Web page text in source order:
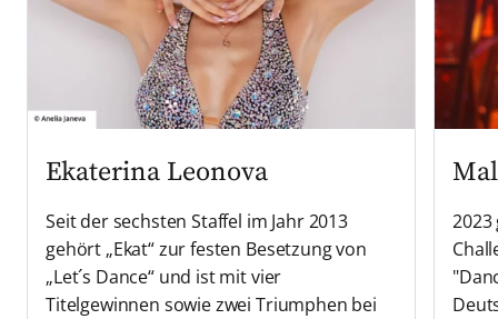
Ekaterina Leonova
Seit der sechsten Staffel im Jahr 2013
gehört „Ekat“ zur festen Besetzung von
„Let´s Dance“ und ist mit vier
Titelgewinnen sowie zwei Triumphen bei
2023